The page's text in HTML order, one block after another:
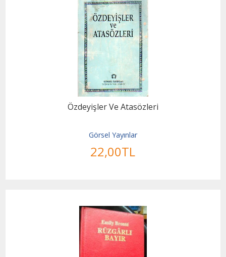
Özdeyişler Ve Atasözleri
Görsel Yayınlar
22,00TL